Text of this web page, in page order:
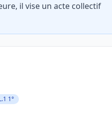
il vise un acte collectif
1°